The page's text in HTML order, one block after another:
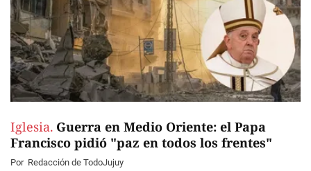
Iglesia. Guerra en Medio Oriente: el Papa
Francisco pidió "paz en todos los frentes"
Por Redacción de TodoJujuy